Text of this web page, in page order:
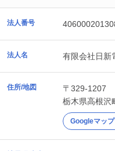
法人番号
法人名 有限会社日新
住所/地図
〒329-1207
栃木県高根沢
Googleマッ